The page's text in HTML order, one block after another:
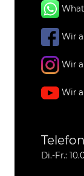
Wir
Wir
Wir
Di.-Fr.: